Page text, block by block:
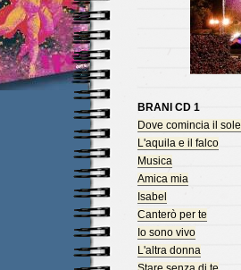
BRANI CD 1
Dove comincia il sole
L'aquila e il falco
Musica
Amica mia
Isabel
Canterò per te
Io sono vivo
L'altra donna